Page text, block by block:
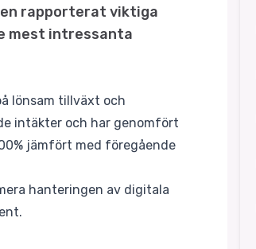
rapporterat viktiga
mest intressanta
lönsam tillväxt och
intäkter och har genomfört
jämfört med föregående
hanteringen av digitala